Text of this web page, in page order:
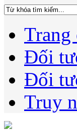
Trang
Đối
Đối
Truy